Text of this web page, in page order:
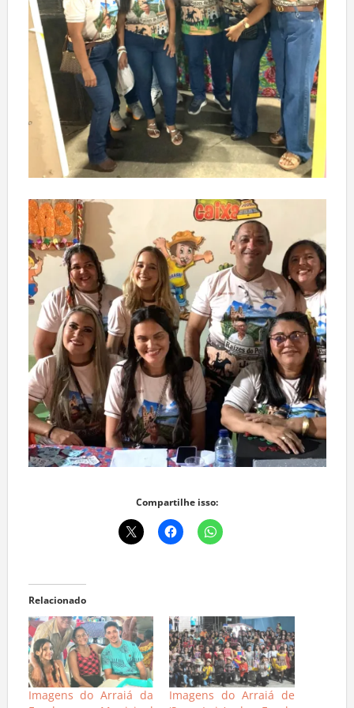
Compartilhe isso:
Relacionado
Imagens do Arraiá da
Imagens do Arraiá de